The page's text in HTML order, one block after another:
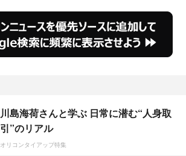
川島海荷さんと学ぶ 日常に潜む“人身取
引”のリアル
オリコンタイアップ特集